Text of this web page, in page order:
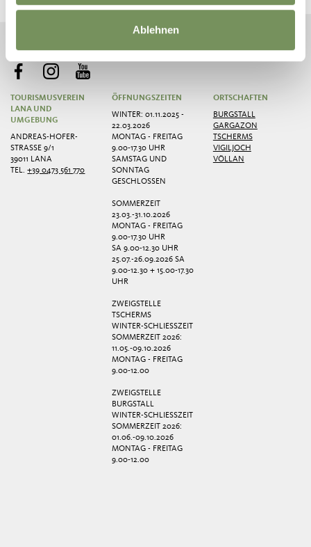
Ablehnen
TOURISMUSVEREIN
LANA UND
UMGEBUNG
ANDREAS-HOFER-
STRASSE 9/1
39011 LANA
TEL.+39 0473 561 770
ÖFFNUNGSZEITEN
WINTER: 01.11.2025 -
22.03.2026
MONTAG - FREITAG
9.00-17.30 UHR
SAMSTAG UND
SONNTAG
GESCHLOSSEN
SOMMERZEIT
23.03.-31.10.2026
MONTAG - FREITAG
9.00-17.30 UHR
SA 9.00-12.30 UHR
25.07.-26.09.2026 SA
9.00-12.30 + 15.00-17.30
UHR
ZWEIGSTELLE
TSCHERMS
WINTER-SCHLIESSZEIT
SOMMERZEIT 2026:
11.05.-09.10.2026
MONTAG - FREITAG
9.00-12.00
ZWEIGSTELLE
BURGSTALL
WINTER-SCHLIESSZEIT
SOMMERZEIT 2026:
01.06.-09.10.2026
MONTAG - FREITAG
9.00-12.00
ORTSCHAFTEN
BURGSTALL
GARGAZON
TSCHERMS
VIGILJOCH
VÖLLAN